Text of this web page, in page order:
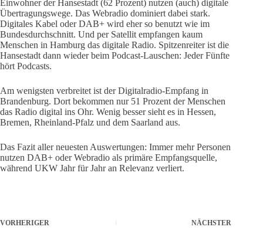
Einwohner der Hansestadt (62 Prozent) nutzen (auch) digitale
Übertragungswege. Das Webradio dominiert dabei stark.
Digitales Kabel oder DAB+ wird eher so benutzt wie im
Bundesdurchschnitt. Und per Satellit empfangen kaum
Menschen in Hamburg das digitale Radio. Spitzenreiter ist die
Hansestadt dann wieder beim Podcast-Lauschen: Jeder Fünfte
hört Podcasts.
Am wenigsten verbreitet ist der Digitalradio-Empfang in
Brandenburg. Dort bekommen nur 51 Prozent der Menschen
das Radio digital ins Ohr. Wenig besser sieht es in Hessen,
Bremen, Rheinland-Pfalz und dem Saarland aus.
Das Fazit aller neuesten Auswertungen: Immer mehr Personen
nutzen DAB+ oder Webradio als primäre Empfangsquelle,
während UKW Jahr für Jahr an Relevanz verliert.
VORHERIGER NÄCHSTER